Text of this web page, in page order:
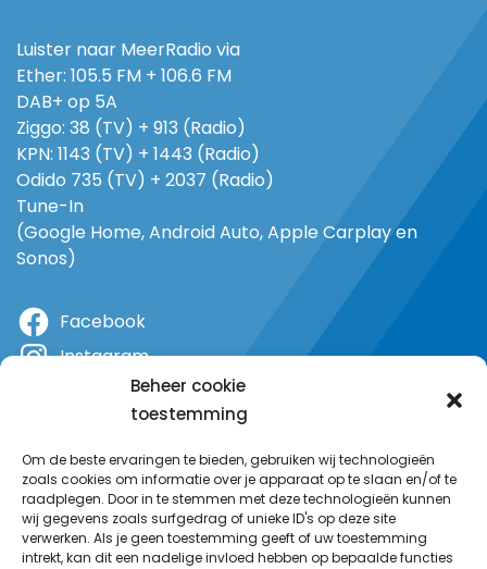
Beheer cookie
toestemming
Om de beste ervaringen te bieden, gebruiken wij technologieën
zoals cookies om informatie over je apparaat op te slaan en/of te
raadplegen. Door in te stemmen met deze technologieën kunnen
wij gegevens zoals surfgedrag of unieke ID's op deze site
verwerken. Als je geen toestemming geeft of uw toestemming
intrekt, kan dit een nadelige invloed hebben op bepaalde functies
Luister naar MeerRadio via
Ether: 105.5 FM + 106.6 FM
DAB+ op 5A
Ziggo: 38 (TV) + 913 (Radio)
KPN: 1143 (TV) + 1443 (Radio)
Odido 735 (TV) + 2037 (Radio)
Tune-In
(Google Home, Android Auto, Apple Carplay en
Sonos)
Facebook
Instagram
YouTube